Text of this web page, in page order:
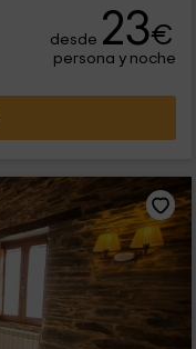
desde 23€
persona y noche